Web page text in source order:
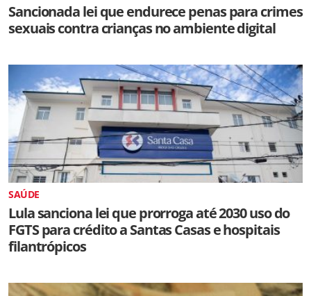
Sancionada lei que endurece penas para crimes
sexuais contra crianças no ambiente digital
SAÚDE
Lula sanciona lei que prorroga até 2030 uso do
FGTS para crédito a Santas Casas e hospitais
filantrópicos